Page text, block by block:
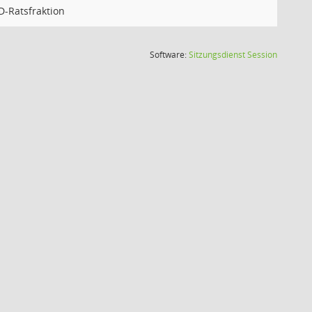
Ratsfraktion
Software:SitzungsdienstSession(Wird in